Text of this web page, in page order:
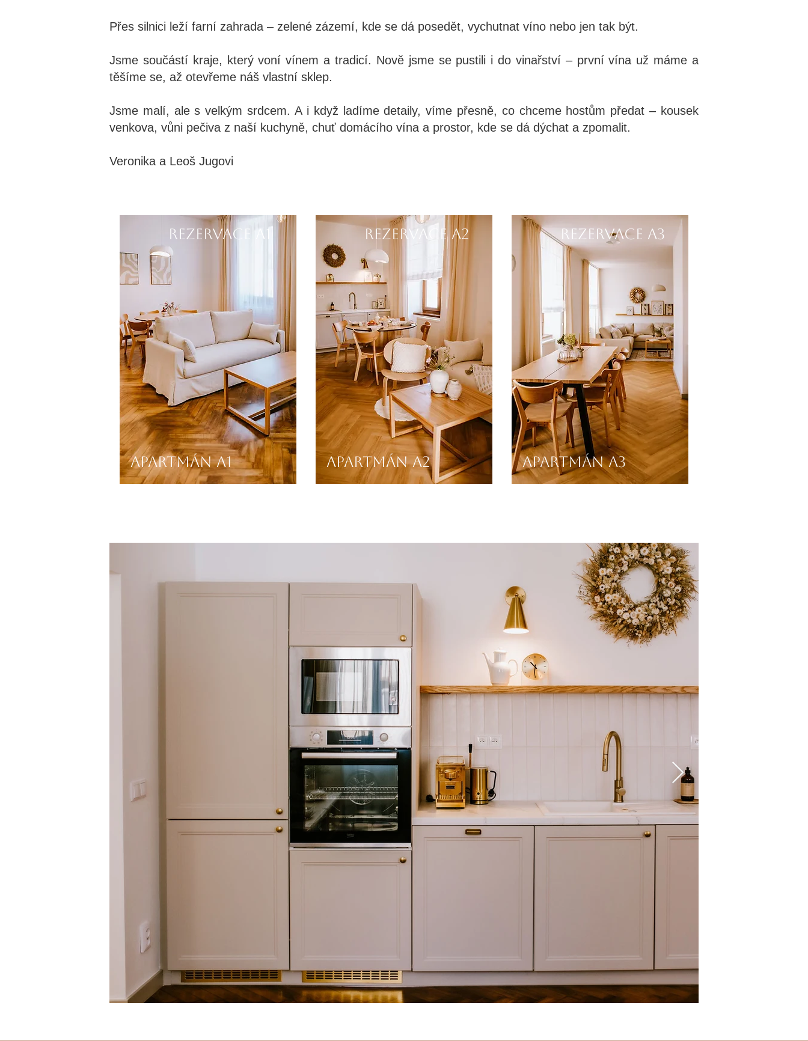
Přes silnici leží farní zahrada – zelené zázemí, kde se dá posedět, vychutnat víno nebo jen tak být.
Jsme součástí kraje, který voní vínem a tradicí. Nově jsme se pustili i do vinařství – první vína už máme a
těšíme se, až otevřeme náš vlastní sklep.
Jsme malí, ale s velkým srdcem. A i když ladíme detaily, víme přesně, co chceme hostům předat – kousek
venkova, vůni pečiva z naší kuchyně, chuť domácího vína a prostor, kde se dá dýchat a zpomalit.
Veronika a Leoš Jugovi
reZERVACE A3
Apartmán A3
REZERVACE a2
Apartmán A2
REZERVACE a1
Apartmán A1